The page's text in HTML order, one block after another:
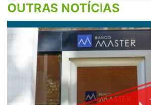
OUTRAS NOTÍCIAS